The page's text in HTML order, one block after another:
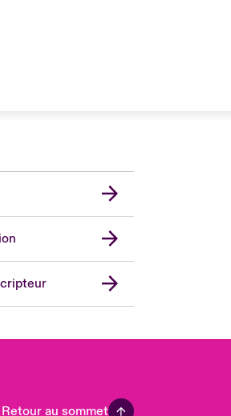
Retour au sommet